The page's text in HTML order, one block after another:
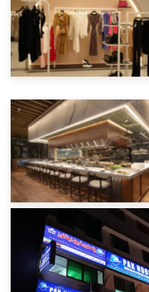
Светодиодные ленты
для освещения
торговых витрин
Светодиодные ленты
для освещения
гостиниц (отелей и
ресторанов)
Светодиодные ленты
для коммерческих
вывесок и подсветки